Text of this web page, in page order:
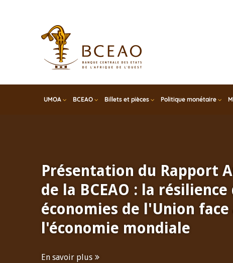
UMOA BCEAO Billets et pièces Politique monétaire
Présentation du Rapport
de la BCEAO : la résilience
économies de l'Union
l'économie mondiale
En savoir plus